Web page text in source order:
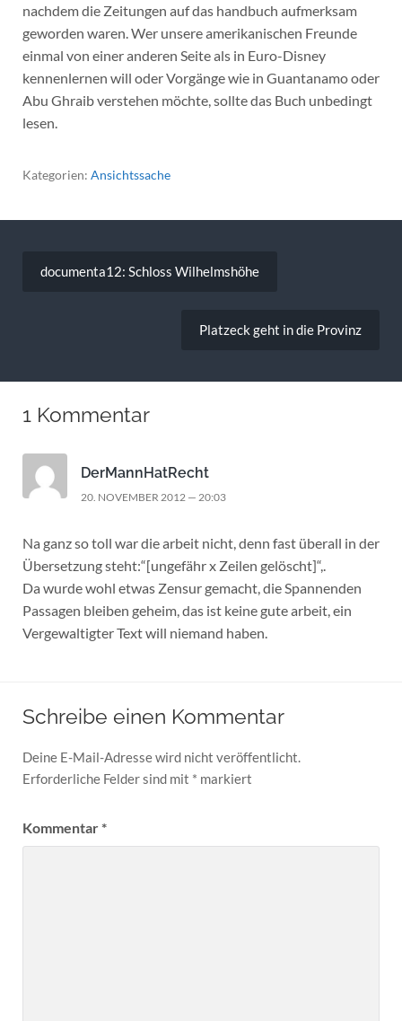
nachdem die Zeitungen auf das handbuch aufmerksam
geworden waren. Wer unsere amerikanischen Freunde
einmal von einer anderen Seite als in Euro-Disney
kennenlernen will oder Vorgänge wie in Guantanamo oder
Abu Ghraib verstehen möchte, sollte das Buch unbedingt
lesen.
Kategorien: Ansichtssache
documenta12: Schloss Wilhelmshöhe
Platzeck geht in die Provinz
1 Kommentar
DerMannHatRecht
20. NOVEMBER 2012 — 20:03
Na ganz so toll war die arbeit nicht, denn fast überall in der
Übersetzung steht:“[ungefähr x Zeilen gelöscht]“,.
Da wurde wohl etwas Zensur gemacht, die Spannenden
Passagen bleiben geheim, das ist keine gute arbeit, ein
Vergewaltigter Text will niemand haben.
Schreibe einen Kommentar
Deine E-Mail-Adresse wird nicht veröffentlicht.
Erforderliche Felder sind mit * markiert
Kommentar*